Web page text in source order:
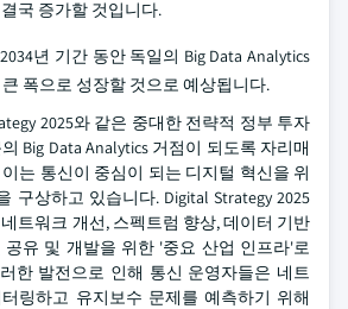
국 증가할 것입니다.
년 기간 동안 독일의 Big Data Analytics
큰 폭으로 성장할 것으로 예상됩니다.
2025와 같은 중대한 전략적 정부 투자
Big Data Analytics 거점이 되도록 자리매
는 통신이 중심이 되는 디지털 혁신을 위
구상하고 있습니다. Digital Strategy 2025
트워크 개선, 스펙트럼 향상, 데이터 기반
공유 및 개발을 위한 '중요 산업 인프라'로
한 발전으로 인해 통신 운영자들은 네트
링하고 유지보수 문제를 예측하기 위해